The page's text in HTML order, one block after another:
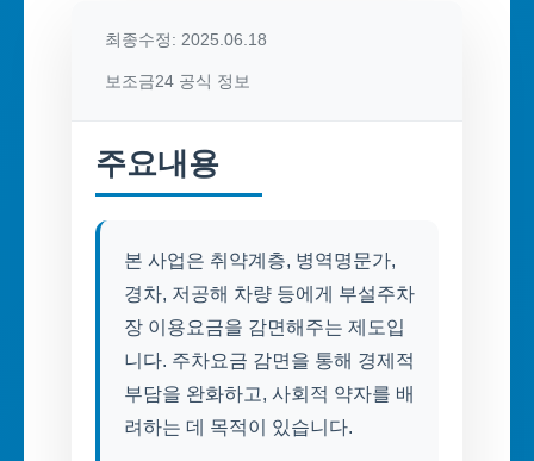
최종수정: 2025.06.18
보조금24 공식 정보
주요내용
본 사업은 취약계층, 병역명문가,
경차, 저공해 차량 등에게 부설주차
장 이용요금을 감면해주는 제도입
니다. 주차요금 감면을 통해 경제적
부담을 완화하고, 사회적 약자를 배
려하는 데 목적이 있습니다.